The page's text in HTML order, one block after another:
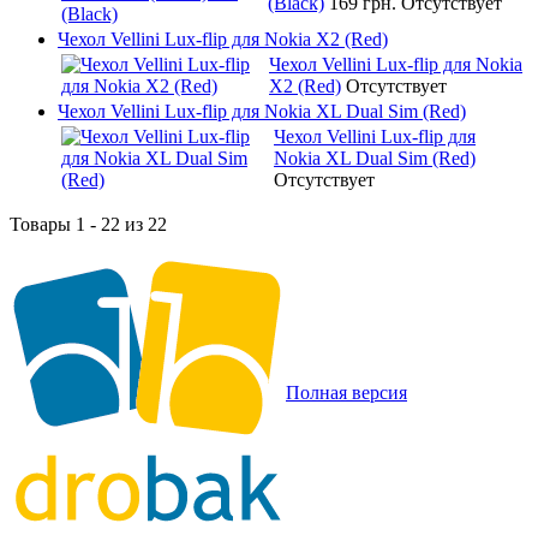
Чехол Vellini Lux-flip для Nokia X2 (Red)
Чехол Vellini Lux-flip для Nokia
X2 (Red) Отсутствует
Чехол Vellini Lux-flip для Nokia XL Dual Sim (Red)
Чехол Vellini Lux-flip для
Nokia XL Dual Sim (Red)
Отсутствует
Товары 1 - 22 из 22
Полная версия